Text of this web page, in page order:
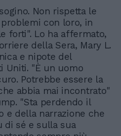
Non rispetta le
con loro, in
forti". Lo ha affermato,
della Sera, Mary L.
e nipote del
Uniti. "È un uomo
Potrebbe essere la
abbia mai incontrato"
"Sta perdendo il
e della narrazione che
di sé e sulla sua